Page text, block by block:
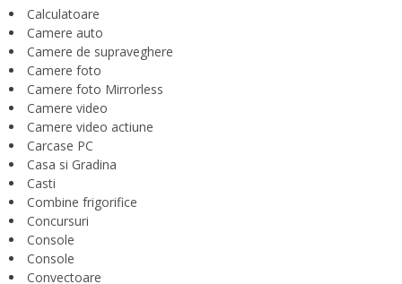
Calculatoare
Camere auto
Camere de supraveghere
Camere foto
Camere foto Mirrorless
Camere video
Camere video actiune
Carcase PC
Casa si Gradina
Casti
Combine frigorifice
Concursuri
Console
Console
Convectoare